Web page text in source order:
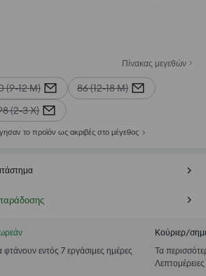
Πίνακας μεγεθών
(9-12 Μ)
86 (12-18 Μ)
(2-3 Χ)
το προϊόν ως ακριβές στο μέγεθος
εντός 7 εργάσιμες ημέρες
Κούριερ/
Τα
Λεπτομέρειες